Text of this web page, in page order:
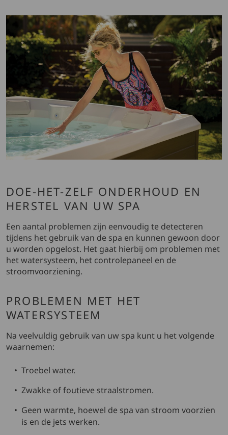
DOE-HET-ZELF ONDERHOUD EN
HERSTEL VAN UW SPA
Een aantal problemen zijn eenvoudig te detecteren
tijdens het gebruik van de spa en kunnen gewoon door
u worden opgelost. Het gaat hierbij om problemen met
het watersysteem, het controlepaneel en de
stroomvoorziening.
PROBLEMEN MET HET
WATERSYSTEEM
Na veelvuldig gebruik van uw spa kunt u het volgende
waarnemen:
Troebel water.
Zwakke of foutieve straalstromen.
Geen warmte, hoewel de spa van stroom voorzien
is en de jets werken.